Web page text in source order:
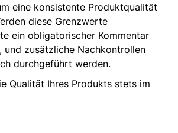
eine konsistente Produktqualität
diese Grenzwerte
ein obligatorischer Kommentar
und zusätzliche Nachkontrollen
durchgeführt werden.
Qualität Ihres Produkts stets im